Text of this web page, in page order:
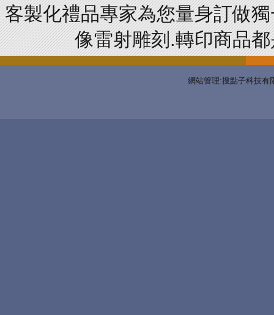
客製化禮品專家為您量身訂做
像雷射雕刻.轉印商品
網站管理:搜點子科技有